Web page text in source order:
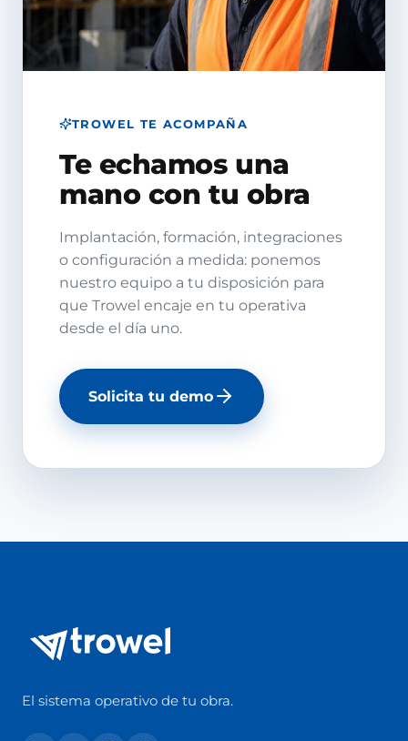
TROWEL TE ACOMPAÑA
Te echamos una
mano con tu obra
Implantación, formación, integraciones
o configuración a medida: ponemos
nuestro equipo a tu disposición para
que Trowel encaje en tu operativa
desde el día uno.
Solicita tu demo
El sistema operativo de tu obra.